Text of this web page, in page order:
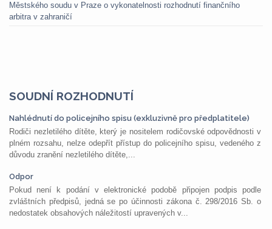
Městského soudu v Praze o vykonatelnosti rozhodnutí finančního
arbitra v zahraničí
SOUDNÍ ROZHODNUTÍ
Nahlédnutí do policejního spisu (exkluzivně pro předplatitele)
Rodiči nezletilého dítěte, který je nositelem rodičovské odpovědnosti v
plném rozsahu, nelze odepřít přístup do policejního spisu, vedeného z
důvodu zranění nezletilého dítěte,...
Odpor
Pokud není k podání v elektronické podobě připojen podpis podle
zvláštních předpisů, jedná se po účinnosti zákona č. 298/2016 Sb. o
nedostatek obsahových náležitostí upravených v...